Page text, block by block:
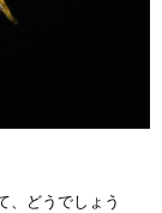
、どうでしょう